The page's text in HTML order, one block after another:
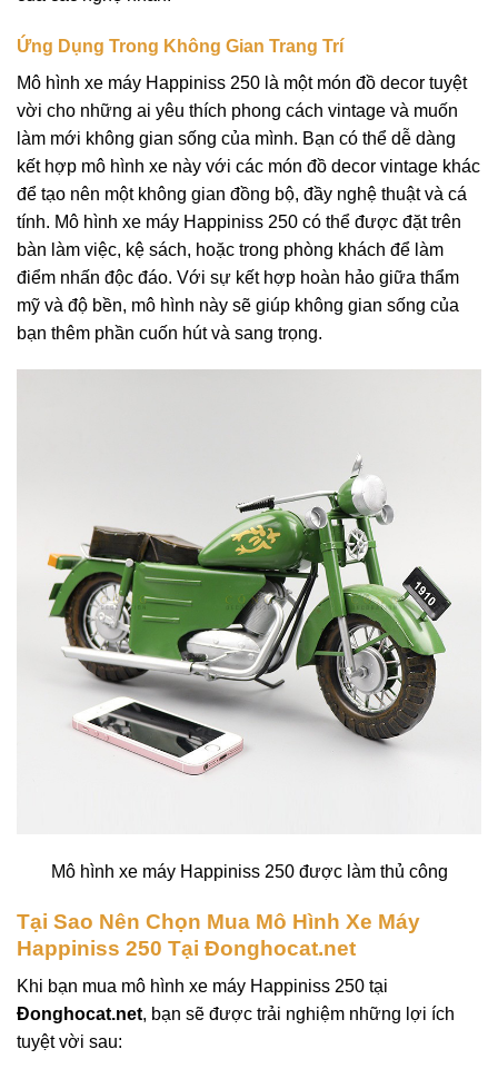
Ứng Dụng Trong Không Gian Trang Trí
Mô hình xe máy Happiniss 250 là một món đồ decor tuyệt
vời cho những ai yêu thích phong cách vintage và muốn
làm mới không gian sống của mình. Bạn có thể dễ dàng
kết hợp mô hình xe này với các món đồ decor vintage khác
để tạo nên một không gian đồng bộ, đầy nghệ thuật và cá
tính. Mô hình xe máy Happiniss 250 có thể được đặt trên
bàn làm việc, kệ sách, hoặc trong phòng khách để làm
điểm nhấn độc đáo. Với sự kết hợp hoàn hảo giữa thẩm
mỹ và độ bền, mô hình này sẽ giúp không gian sống của
bạn thêm phần cuốn hút và sang trọng.
Mô hình xe máy Happiniss 250 được làm thủ công
Tại Sao Nên Chọn Mua Mô Hình Xe Máy
Happiniss 250 Tại Đonghocat.net
Khi bạn mua mô hình xe máy Happiniss 250 tại
Đonghocat.net, bạn sẽ được trải nghiệm những lợi ích
tuyệt vời sau: